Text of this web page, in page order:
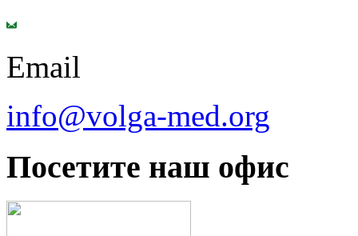
Email
info@volga-med.org
Посетите наш офис